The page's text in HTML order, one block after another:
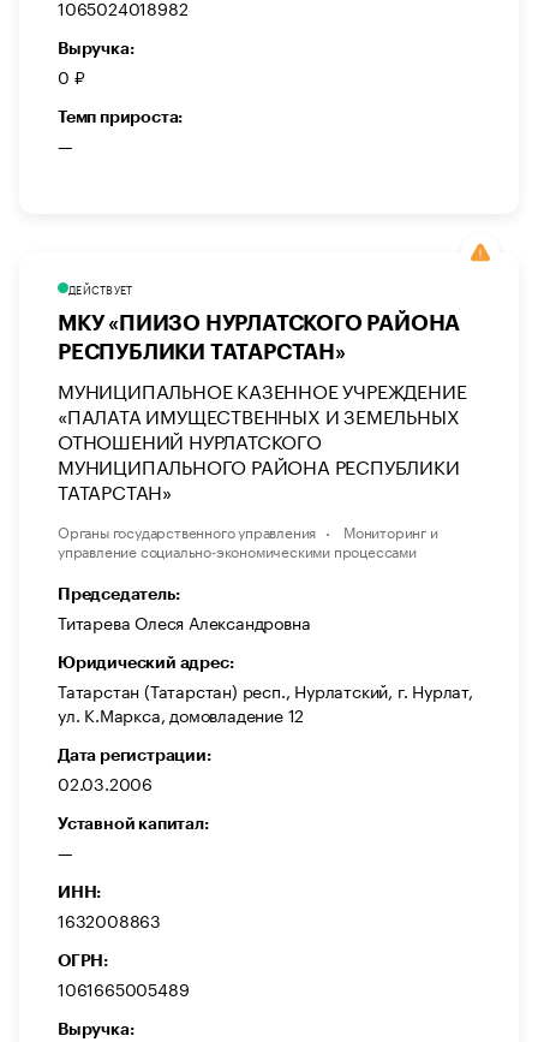
1065024018982
Выручка:
0 ₽
Темп прироста:
—
ДЕЙСТВУЕТ
МКУ «ПИИЗО НУРЛАТСКОГО РАЙОНА
РЕСПУБЛИКИ ТАТАРСТАН»
МУНИЦИПАЛЬНОЕ КАЗЕННОЕ УЧРЕЖДЕНИЕ
«ПАЛАТА ИМУЩЕСТВЕННЫХ И ЗЕМЕЛЬНЫХ
ОТНОШЕНИЙ НУРЛАТСКОГО
МУНИЦИПАЛЬНОГО РАЙОНА РЕСПУБЛИКИ
ТАТАРСТАН»
Органы государственного управления
Мониторинг и
управление социально-экономическими процессами
Председатель:
Титарева Олеся Александровна
Юридический адрес:
Татарстан (Татарстан) респ., Нурлатский, г. Нурлат,
ул. К.Маркса, домовладение 12
Дата регистрации:
02.03.2006
Уставной капитал:
—
ИНН:
1632008863
ОГРН:
1061665005489
Выручка: